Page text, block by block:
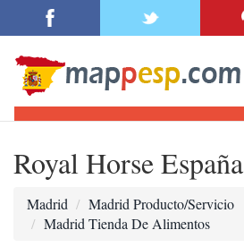
Royal Horse España
Madrid
Madrid Producto/Servicio
Madrid Tienda De Alimentos